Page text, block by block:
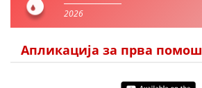
ИНФОРМАЦИИ ЗА БОЛЕСТИ
2026
Апликација за прва помош